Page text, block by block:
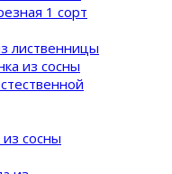
1 сорт
лиственницы
из сосны
из сосны